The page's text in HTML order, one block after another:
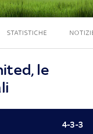
STATISTICHE
le
4-3-3